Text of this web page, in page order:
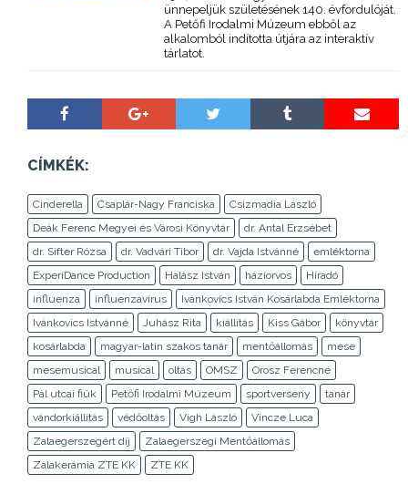
ünnepeljük születésének 140. évfordulóját.
A Petőfi Irodalmi Múzeum ebből az
alkalomból indította útjára az interaktív
tárlatot.
CÍMKÉK:
Cinderella Csaplár-Nagy Franciska
Csizmadia László
Deák Ferenc Megyei és Városi Könyvtár
dr. Antal Erzsébet
dr. Sifter Rózsa
dr. Vadvári Tibor dr. Vajda Istvánné
emléktorna
ExperiDance Production
Halász István háziorvos
Híradó
influenza
influenzavírus
Ivánkovics István Kosárlabda Emléktorna
Ivánkovics Istvánné
Juhász Rita kiállítás Kiss Gábor
könyvtár
kosárlabda
magyar-latin szakos tanár mentőállomás
mese
mesemusical
musical oltás OMSZ
Orosz Ferencné
Pál utcai fiúk
Petőfi Irodalmi Múzeum sportverseny
tanár
vándorkiállítás
védőoltás Vigh László
Vincze Luca
Zalaegerszegért díj
Zalaegerszegi Mentőállomás
Zalakerámia ZTE KK
ZTE KK